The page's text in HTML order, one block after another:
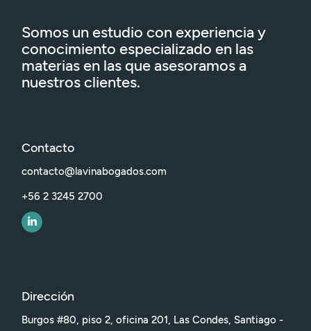
Somos un estudio con experiencia y
conocimiento especializado en las
materias en las que asesoramos a
nuestros clientes.
Contacto
contacto@lavinabogados.com
+56 2 3245 2700
Dirección
Burgos #80, piso 2, oficina 201, Las Condes, Santiago -